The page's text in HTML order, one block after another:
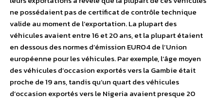
ne possédaient pas de certificat de contrôle technique
valide au moment de l’exportation. La plupart des
véhicules avaient entre 16 et 20 ans, et la plupart étaient
en dessous des normes d’émission EURO4 de l’Union
européenne pour les véhicules. Par exemple, l’âge moyen
des véhicules d’occasion exportés vers la Gambie était
proche de 19 ans, tandis qu’un quart des véhicules
d’occasion exportés vers le Nigeria avaient presque 20